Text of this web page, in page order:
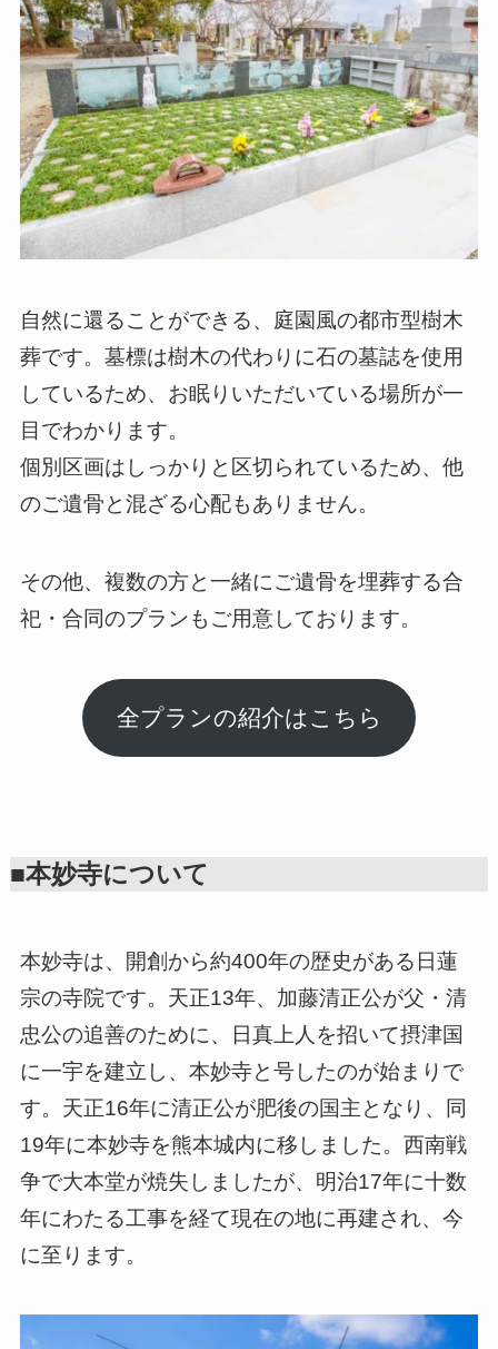
自然に還ることができる、庭園風の都市型樹木
葬です。墓標は樹木の代わりに石の墓誌を使用
しているため、お眠りいただいている場所が一
目でわかります。
個別区画はしっかりと区切られているため、他
のご遺骨と混ざる心配もありません。
その他、複数の方と一緒にご遺骨を埋葬する合
祀・合同のプランもご用意しております。
全プランの紹介はこちら
■本妙寺について
本妙寺は、開創から約400年の歴史がある日蓮
宗の寺院です。天正13年、加藤清正公が父・清
忠公の追善のために、日真上人を招いて摂津国
に一宇を建立し、本妙寺と号したのが始まりで
す。天正16年に清正公が肥後の国主となり、同
19年に本妙寺を熊本城内に移しました。西南戦
争で大本堂が焼失しましたが、明治17年に十数
年にわたる工事を経て現在の地に再建され、今
に至ります。